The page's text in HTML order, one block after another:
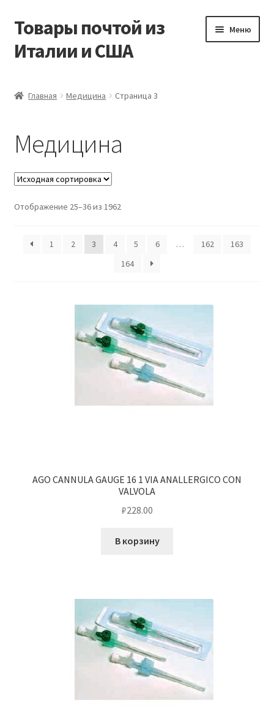
Перейти
навигации
Перейти
содержимому
Товары почтой из
Италии и США
Меню
Корзина
Мой аккаунт
Оформление заказа
Главная Медицина Страница 3
Медицина
Отображение 25–36 из 1962
1 2 3 4 5 6 … 162
163
164
AGO CANNULA GAUGE 16 1 VIA ANALLERGICO CON
VALVOLA
₽228.00
В корзину